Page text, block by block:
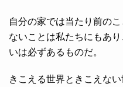
自分の家では当たり前の
ないことは私たちにもあ
いは必ずあるものだ。
きこえる世界ときこえな